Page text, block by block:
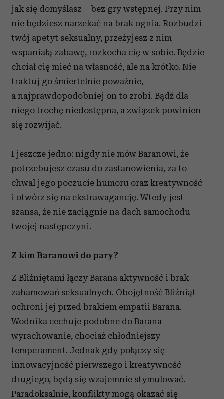
jak się domyślasz – bez gry wstępnej. Przy nim
nie będziesz narzekać na brak ognia. Rozbudzi
twój apetyt seksualny, przeżyjesz z nim
wspaniałą zabawę, rozkocha cię w sobie. Będzie
chciał cię mieć na własność, ale na krótko. Nie
traktuj go śmiertelnie poważnie,
a najprawdopodobniej on to zrobi. Bądź dla
niego trochę niedostępna, a związek powinien
się rozwijać.
I jeszcze jedno: nigdy nie mów Baranowi, że
potrzebujesz czasu do zastanowienia, za to
chwal jego poczucie humoru oraz kreatywność
i otwórz się na ekstrawagancję. Wtedy jest
szansa, że nie zaciągnie na dach samochodu
twojej następczyni.
Z kim Baranowi do pary?
Z Bliźniętami łączy Barana aktywność i brak
zahamowań seksualnych. Obojętność Bliźniąt
ochroni jej przed brakiem empatii Barana.
Wodnika cechuje podobne do Barana
wyrachowanie, chociaż chłodniejszy
temperament. Jednak gdy połączy się
innowacyjność pierwszego i kreatywność
drugiego, będą się wzajemnie stymulować.
Paradoksalnie, konflikty mogą okazać się